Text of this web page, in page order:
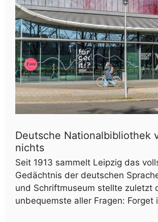
Deutsche Nationalbibliothek
nichts
Seit 1913 sammelt Leipzig das
Gedächtnis der deutschen
und Schriftmuseum stellte zuletzt
unbequemste aller Fragen: Forget